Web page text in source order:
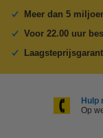
Meer dan 5
Voor 22.00 uur
Hulp
Op